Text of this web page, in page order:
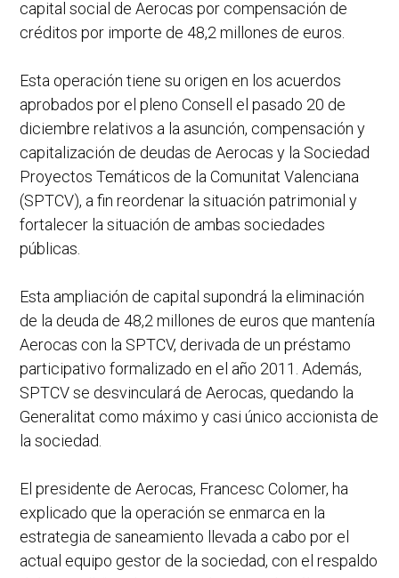
capital social de Aerocas por compensación de
créditos por importe de 48,2 millones de euros.
Esta operación tiene su origen en los acuerdos
aprobados por el pleno Consell el pasado 20 de
diciembre relativos a la asunción, compensación y
capitalización de deudas de Aerocas y la Sociedad
Proyectos Temáticos de la Comunitat Valenciana
(SPTCV), a fin reordenar la situación patrimonial y
fortalecer la situación de ambas sociedades
públicas.
Esta ampliación de capital supondrá la eliminación
de la deuda de 48,2 millones de euros que mantenía
Aerocas con la SPTCV, derivada de un préstamo
participativo formalizado en el año 2011. Además,
SPTCV se desvinculará de Aerocas, quedando la
Generalitat como máximo y casi único accionista de
la sociedad.
El presidente de Aerocas, Francesc Colomer, ha
explicado que la operación se enmarca en la
estrategia de saneamiento llevada a cabo por el
actual equipo gestor de la sociedad, con el respaldo